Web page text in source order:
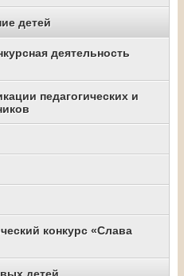
детей
деятельность
педагогических и
конкурс «Слава